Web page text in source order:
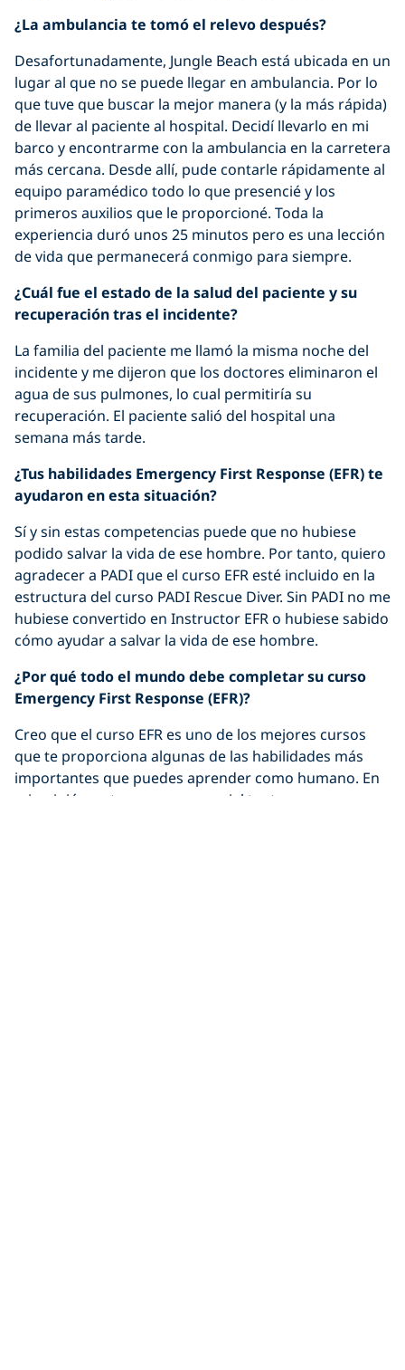
¿La ambulancia te tomó el relevo después?
Desafortunadamente, Jungle Beach está ubicada en un
lugar al que no se puede llegar en ambulancia. Por lo
que tuve que buscar la mejor manera (y la más rápida)
de llevar al paciente al hospital. Decidí llevarlo en mi
barco y encontrarme con la ambulancia en la carretera
más cercana. Desde allí, pude contarle rápidamente al
equipo paramédico todo lo que presencié y los
primeros auxilios que le proporcioné. Toda la
experiencia duró unos 25 minutos pero es una lección
de vida que permanecerá conmigo para siempre.
¿Cuál fue el estado de la salud del paciente y su
recuperación tras el incidente?
La familia del paciente me llamó la misma noche del
incidente y me dijeron que los doctores eliminaron el
agua de sus pulmones, lo cual permitiría su
recuperación. El paciente salió del hospital una
semana más tarde.
¿Tus habilidades Emergency First Response (EFR) te
ayudaron en esta situación?
Sí y sin estas competencias puede que no hubiese
podido salvar la vida de ese hombre. Por tanto, quiero
agradecer a PADI que el curso EFR esté incluido en la
estructura del curso PADI Rescue Diver. Sin PADI no me
hubiese convertido en Instructor EFR o hubiese sabido
cómo ayudar a salvar la vida de ese hombre.
¿Por qué todo el mundo debe completar su curso
Emergency First Response (EFR)?
Creo que el curso EFR es uno de los mejores cursos
que te proporciona algunas de las habilidades más
importantes que puedes aprender como humano. En
mi opinión, este curso es esencial tanto para